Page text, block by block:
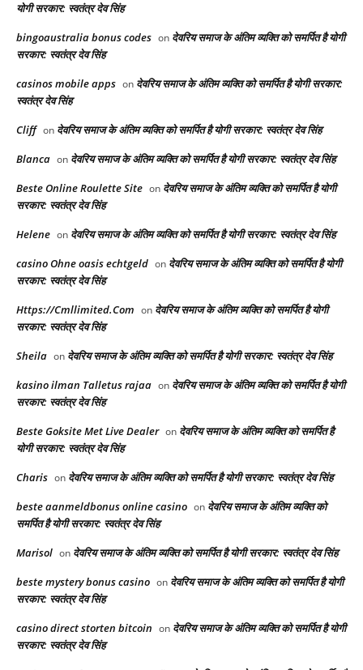
योगी सरकार: स्वतंत्र देव सिंह
bingoaustralia bonus codes on देवरिय समाज के अंतिम व्यक्ति को समर्पित है योगी
सरकार: स्वतंत्र देव सिंह
casinos mobile apps on देवरिय समाज के अंतिम व्यक्ति को समर्पित है योगी सरकार:
स्वतंत्र देव सिंह
Cliff on देवरिय समाज के अंतिम व्यक्ति को समर्पित है योगी सरकार: स्वतंत्र देव सिंह
Blanca on देवरिय समाज के अंतिम व्यक्ति को समर्पित है योगी सरकार: स्वतंत्र देव सिंह
Beste Online Roulette Site on देवरिय समाज के अंतिम व्यक्ति को समर्पित है योगी
सरकार: स्वतंत्र देव सिंह
Helene on देवरिय समाज के अंतिम व्यक्ति को समर्पित है योगी सरकार: स्वतंत्र देव सिंह
casino Ohne oasis echtgeld on देवरिय समाज के अंतिम व्यक्ति को समर्पित है योगी
सरकार: स्वतंत्र देव सिंह
Https://Cmllimited.Com on देवरिय समाज के अंतिम व्यक्ति को समर्पित है योगी
सरकार: स्वतंत्र देव सिंह
Sheila on देवरिय समाज के अंतिम व्यक्ति को समर्पित है योगी सरकार: स्वतंत्र देव सिंह
kasino ilman Talletus rajaa on देवरिय समाज के अंतिम व्यक्ति को समर्पित है योगी
सरकार: स्वतंत्र देव सिंह
Beste Goksite Met Live Dealer on देवरिय समाज के अंतिम व्यक्ति को समर्पित है
योगी सरकार: स्वतंत्र देव सिंह
Charis on देवरिय समाज के अंतिम व्यक्ति को समर्पित है योगी सरकार: स्वतंत्र देव सिंह
beste aanmeldbonus online casino on देवरिय समाज के अंतिम व्यक्ति को
समर्पित है योगी सरकार: स्वतंत्र देव सिंह
Marisol on देवरिय समाज के अंतिम व्यक्ति को समर्पित है योगी सरकार: स्वतंत्र देव सिंह
beste mystery bonus casino on देवरिय समाज के अंतिम व्यक्ति को समर्पित है योगी
सरकार: स्वतंत्र देव सिंह
casino direct storten bitcoin on देवरिय समाज के अंतिम व्यक्ति को समर्पित है योगी
सरकार: स्वतंत्र देव सिंह